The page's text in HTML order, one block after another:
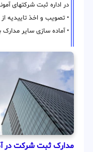
در اداره ثبت شرکتهای
• تصویب و اخذ تاییدیه
• آماده سازی سایر
مدارک ثبت شرکت در